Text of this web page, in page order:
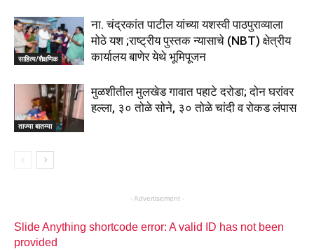
साहित्य/शैक्षणिक
ना. चंद्रकांत पाटील यांच्या यशस्वी पाठपुराव्याला
मोठे यश ;राष्ट्रीय पुस्तक न्यासाचे (NBT) क्षेत्रीय
कार्यालय बाणेर येथे भूमिपूजन
ताज्या बातम्या
मुळशीतील मुलखेड गावात पहाटे दरोडा; दोन घरांवर
हल्ला, ३० तोळे सोने, ३० तोळे चांदी व रोकड लंपास
- Advertisement -
Slide Anything shortcode error: A valid ID has not been
provided